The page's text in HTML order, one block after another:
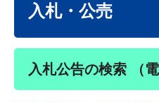
入札・公売
入札公告の検索 （